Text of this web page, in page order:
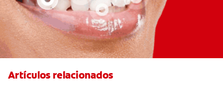
Artículos relacionados